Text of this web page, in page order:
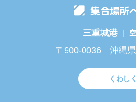
集合場所
三重城港 ｜
〒900-0036 沖縄
くわし